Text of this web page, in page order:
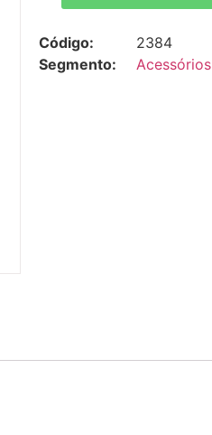
Código:
2384
Segmento:
Acessórios